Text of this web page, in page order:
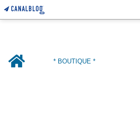
* BOUTIQUE *